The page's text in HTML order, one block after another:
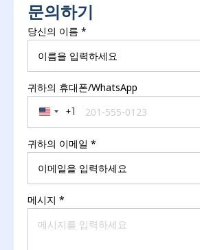
문의하기
당신의 이름 *
귀하의 휴대폰/WhatsApp
United States +1
+1
귀하의 이메일 *
메시지 *